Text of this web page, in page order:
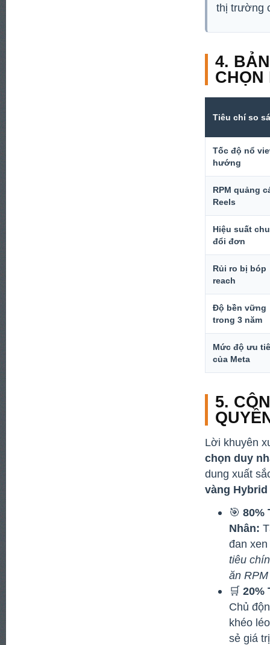
thị trường
4.
Tiêu chí so
Tốc độ nổ
hướng
RPM quảng
Reels
Hiệu suất
đổi đơn
Rủi ro bị bóp
reach
Độ bền vững
trong 3 năm
Mức độ ưu
của Meta
5.
Lời khuyên
chọn duy
dung xuất
vàng Hybrid
🎯 80%
Nhân:
đan
tiêu
ăn
🛒 20%
Chủ
khéo
sẻ giá